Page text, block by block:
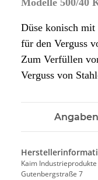
Modelle 500/40
Düse konisch mit
für den Verguss
Zum Verfüllen
Verguss von
Kaim Industrieprodukte
Gutenbergstraße 7